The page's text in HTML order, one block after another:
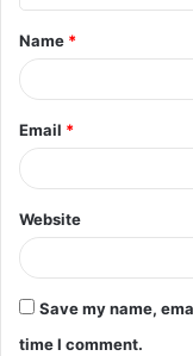
Name *
Email *
Website
Save my name,
time I comment.